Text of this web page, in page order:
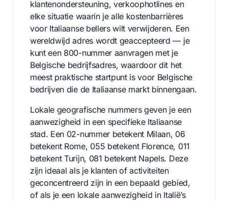
klantenondersteuning, verkoophotlines en
elke situatie waarin je alle kostenbarrières
voor Italiaanse bellers wilt verwijderen. Een
wereldwijd adres wordt geaccepteerd — je
kunt een 800-nummer aanvragen met je
Belgische bedrijfsadres, waardoor dit het
meest praktische startpunt is voor Belgische
bedrijven die de Italiaanse markt binnengaan.
Lokale geografische nummers geven je een
aanwezigheid in een specifieke Italiaanse
stad. Een 02-nummer betekent Milaan, 06
betekent Rome, 055 betekent Florence, 011
betekent Turijn, 081 betekent Napels. Deze
zijn ideaal als je klanten of activiteiten
geconcentreerd zijn in een bepaald gebied,
of als je een lokale aanwezigheid in Italië’s